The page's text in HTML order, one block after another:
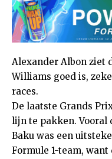
Alexander Albon ziet
Williams goed is,
races.
De laatste Grands
lijn te pakken. Vooral
Baku was een
Formule 1-team,